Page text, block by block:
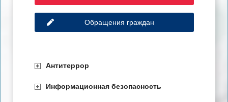
Обращения граждан
Антитеррор
Информационная безопасность